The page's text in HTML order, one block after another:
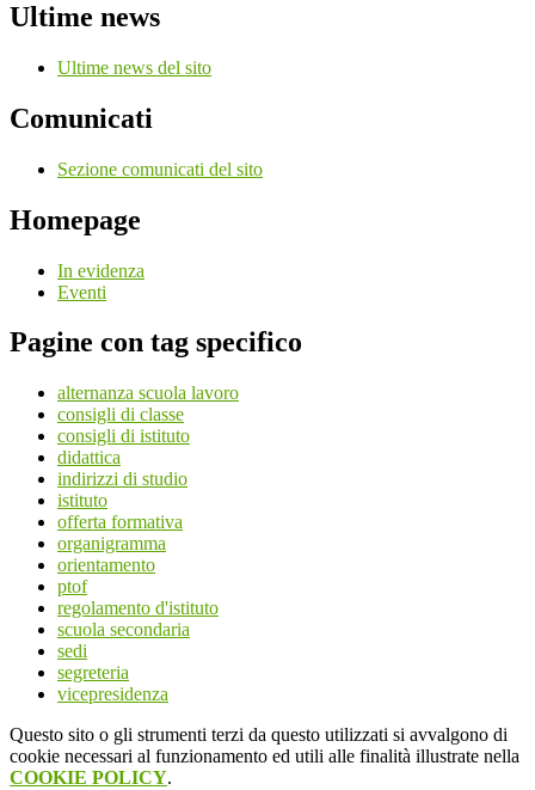
Ultime news
Ultime news del sito
Comunicati
Sezione comunicati del sito
Homepage
In evidenza
Eventi
Pagine con tag specifico
alternanza scuola lavoro
consigli di classe
consigli di istituto
didattica
indirizzi di studio
istituto
offerta formativa
organigramma
orientamento
ptof
regolamento d'istituto
scuola secondaria
sedi
segreteria
vicepresidenza
Questo sito o gli strumenti terzi da questo utilizzati si avvalgono di
cookie necessari al funzionamento ed utili alle finalità illustrate nella
COOKIE POLICY.